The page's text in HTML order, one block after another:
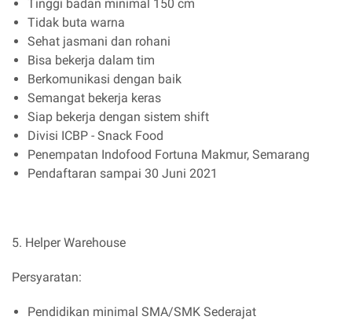
Tinggi badan minimal 150 cm
Tidak buta warna
Sehat jasmani dan rohani
Bisa bekerja dalam tim
Berkomunikasi dengan baik
Semangat bekerja keras
Siap bekerja dengan sistem shift
Divisi ICBP - Snack Food
Penempatan Indofood Fortuna Makmur, Semarang
Pendaftaran sampai 30 Juni 2021
5. Helper Warehouse
Persyaratan:
Pendidikan minimal SMA/SMK Sederajat